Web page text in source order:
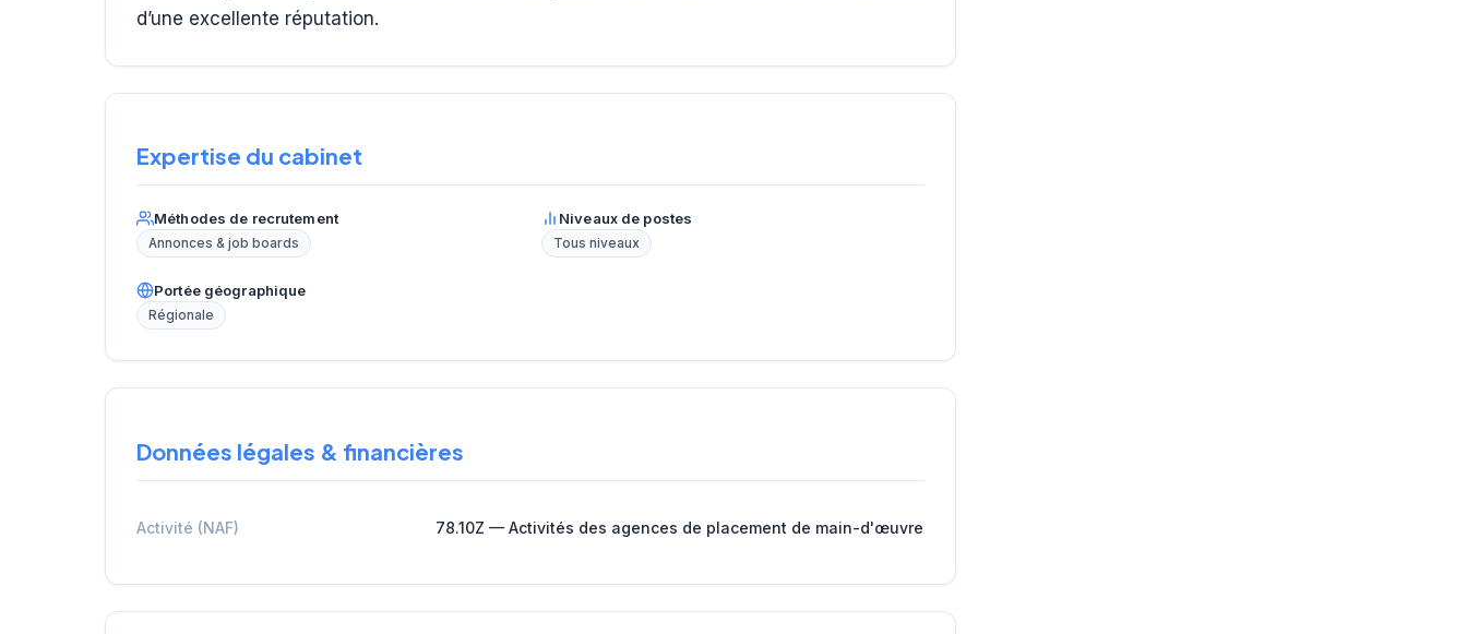
d’une excellente réputation.
Expertise du cabinet
Méthodes de recrutement
Annonces & job boards
Niveaux de postes
Tous niveaux
Portée géographique
Régionale
Données légales & financières
Activité (NAF) 78.10Z — Activités des agences de placement de main-d'œuvre